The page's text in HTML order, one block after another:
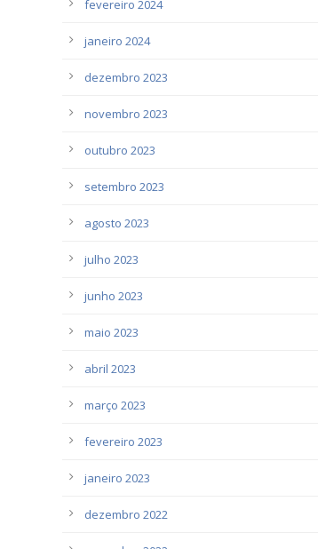
fevereiro 2024
janeiro 2024
dezembro 2023
novembro 2023
outubro 2023
setembro 2023
agosto 2023
julho 2023
junho 2023
maio 2023
abril 2023
março 2023
fevereiro 2023
janeiro 2023
dezembro 2022